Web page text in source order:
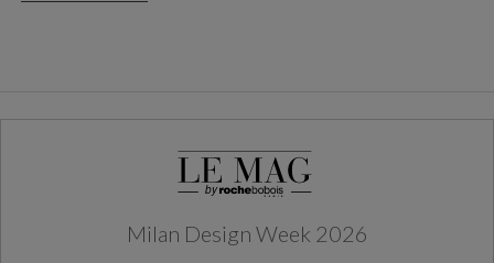
Milan Design Week 2026